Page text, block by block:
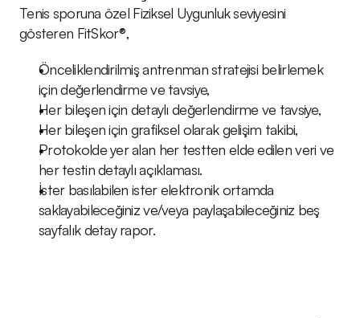
Tenis sporuna özel Fiziksel Uygunluk seviyesini
gösteren FitSkor®,
Önceliklendirilmiş antrenman stratejisi belirlemek
için değerlendirme ve tavsiye,
Her bileşen için detaylı değerlendirme ve tavsiye,
Her bileşen için grafiksel olarak gelişim takibi,
Protokolde yer alan her testten elde edilen veri ve
her testin detaylı açıklaması.
İster basılabilen ister elektronik ortamda
saklayabileceğiniz ve/veya paylaşabileceğiniz beş
sayfalık detay rapor.